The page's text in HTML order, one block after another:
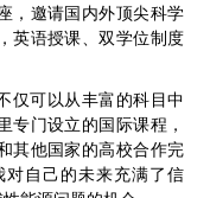
，邀请国内外顶尖科学
英语授课、双学位制度
仅可以从丰富的科目中
专门设立的国际课程，
其他国家的高校合作完
对自己的未来充满了信